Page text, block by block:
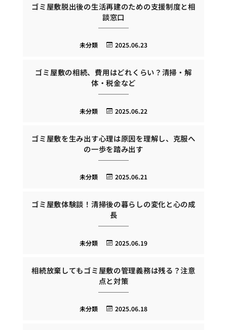
ゴミ屋敷脱出後の生活再建のための支援制度と相
談窓口
2025.06.23
未分類
ゴミ屋敷の相続、費用はどれくらい？清掃・解
体・税金など
2025.06.22
未分類
ゴミ屋敷を生み出す心理は原因を理解し、克服へ
の一歩を踏み出す
2025.06.21
未分類
ゴミ屋敷体験談！清掃後の暮らしの変化と心の成
長
2025.06.19
未分類
相続放棄してもゴミ屋敷の管理義務は残る？注意
点と対策
2025.06.18
未分類